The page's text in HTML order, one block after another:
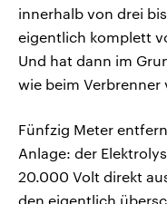
innerhalb von drei
eigentlich komplett
Und hat dann im
wie beim
Fünfzig Meter
Anlage: der
20.000 Volt direkt
den eigentlich